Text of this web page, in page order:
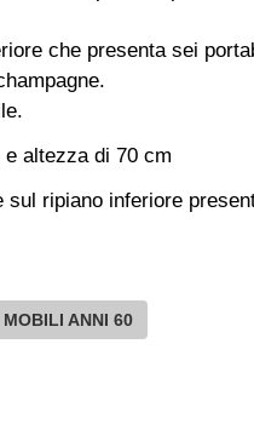
che presenta sei
altezza di 70 cm
ripiano inferiore
MOBILI ANNI 60